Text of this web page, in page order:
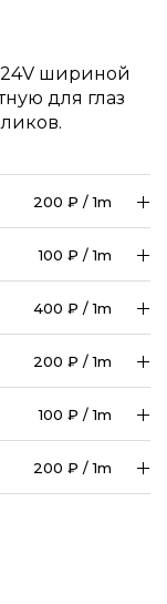
24V шириной
для глаз
200 ₽ / 1m
100 ₽ / 1m
400 ₽ / 1m
200 ₽ / 1m
100 ₽ / 1m
200 ₽ / 1m